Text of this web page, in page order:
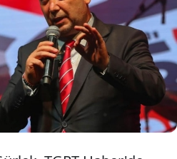
Akın Gürlek, Uşak Belediye
Yalım ile Antalya Büyükşehir
Muhittin Böcek'in oğlu
"etkin pişmanlık"
verdiğini açıkladı.